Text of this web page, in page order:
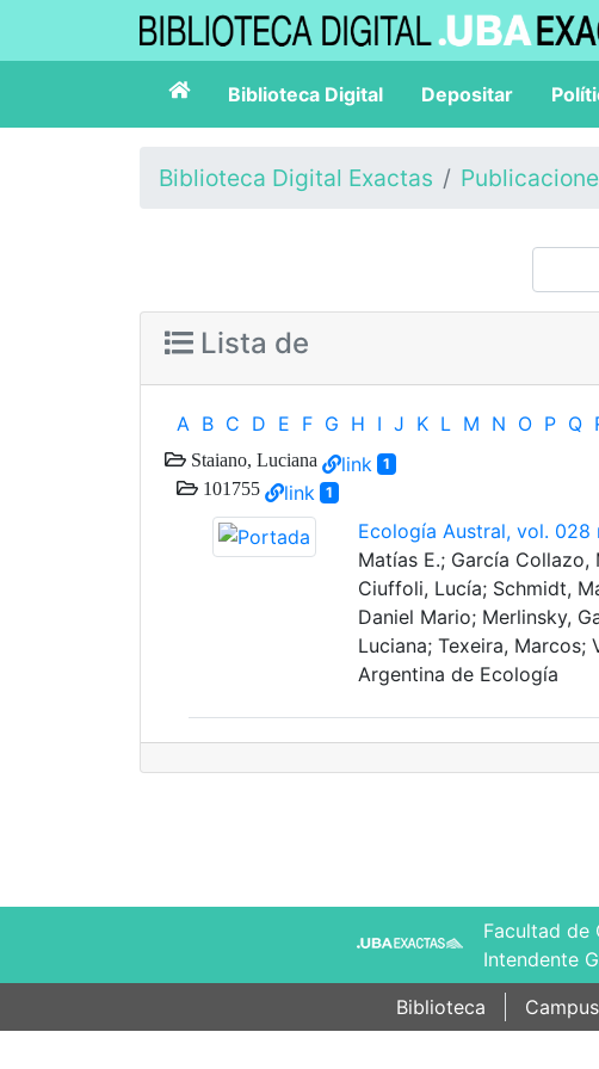
Biblioteca Digital Depositar
Biblioteca Digital Exactas
Lista de
A B C D E F G H I J K L M N O P Q
Staiano, Luciana link 1
101755 link 1
Ecología Austral, vol. 028
Matías E.; García Collazo,
Ciuffoli, Lucía; Schmidt,
Daniel Mario; Merlinsky,
Luciana; Texeira, Marcos;
Argentina de Ecología
Facultad de
Intendente
Biblioteca